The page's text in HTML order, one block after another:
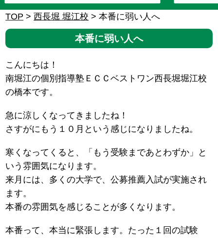
TOP >西長堀 堀江校 >本番に弱い人へ
本番に弱い人へ
こんにちは！
南堀江の個別指導塾ＥＣＣベストワン西長堀堀江校
の橋本です。
急に涼しくなってきましたね！
さすがにもう１０月という感じになりましたね。
寒くなってくると、「もう受験まであとわずか」と
いう雰囲気になります。
来月には、多くの大学で、公募推薦入試が実施され
ます。
本番の雰囲気を感じることが多くなります。
本番って、本当に緊張します。たった１回の試験